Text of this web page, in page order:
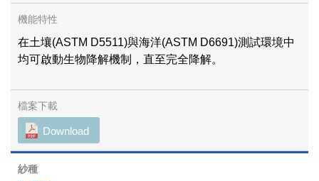
在土壤(ASTM D5511)與海洋(ASTM D6691)測試環境中
均可啟動生物降解機制，直至完全降解。
Download